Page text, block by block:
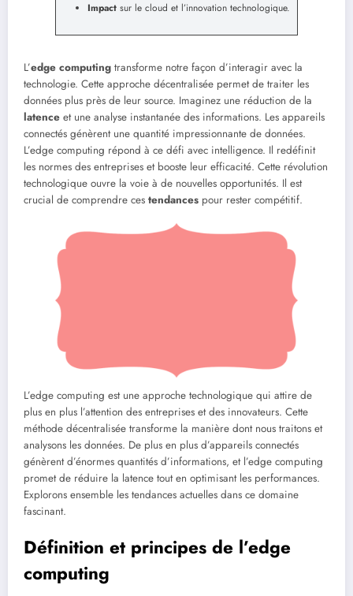
Impact sur le cloud et l’innovation technologique.
L’edge computing transforme notre façon d’interagir avec la
technologie. Cette approche décentralisée permet de traiter les
données plus près de leur source. Imaginez une réduction de la
latence et une analyse instantanée des informations. Les appareils
connectés génèrent une quantité impressionnante de données.
L’edge computing répond à ce défi avec intelligence. Il redéfinit
les normes des entreprises et booste leur efficacité. Cette révolution
technologique ouvre la voie à de nouvelles opportunités. Il est
crucial de comprendre ces tendances pour rester compétitif.
L’edge computing est une approche technologique qui attire de
plus en plus l’attention des entreprises et des innovateurs. Cette
méthode décentralisée transforme la manière dont nous traitons et
analysons les données. De plus en plus d’appareils connectés
génèrent d’énormes quantités d’informations, et l’edge computing
promet de réduire la latence tout en optimisant les performances.
Explorons ensemble les tendances actuelles dans ce domaine
fascinant.
Définition et principes de l’edge
computing